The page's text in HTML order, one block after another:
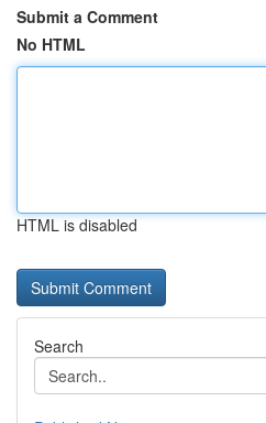
Submit a Comment
No HTML
HTML is disabled
Search